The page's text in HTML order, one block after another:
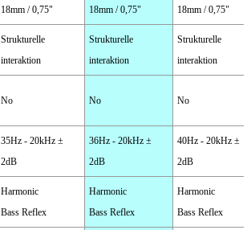
18mm / 0,75" 18mm / 0,75" 18mm / 0,75"
Strukturelle
interaktion
Strukturelle
interaktion
Strukturelle
interaktion
No No No
35Hz - 20kHz ±
2dB
36Hz - 20kHz ±
2dB
40Hz - 20kHz ±
2dB
Harmonic
Bass Reflex
Harmonic
Bass Reflex
Harmonic
Bass Reflex